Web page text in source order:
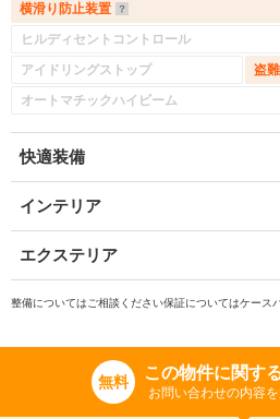
横滑り防止装置
ヒルディセントコントロール
アイドリングストップ
盗
オートマチックハイビーム
快適装備
インテリア
エクステリア
整備についてはご相談ください保証についてはケース
無料 この物件に関す
お問い合わせの内容